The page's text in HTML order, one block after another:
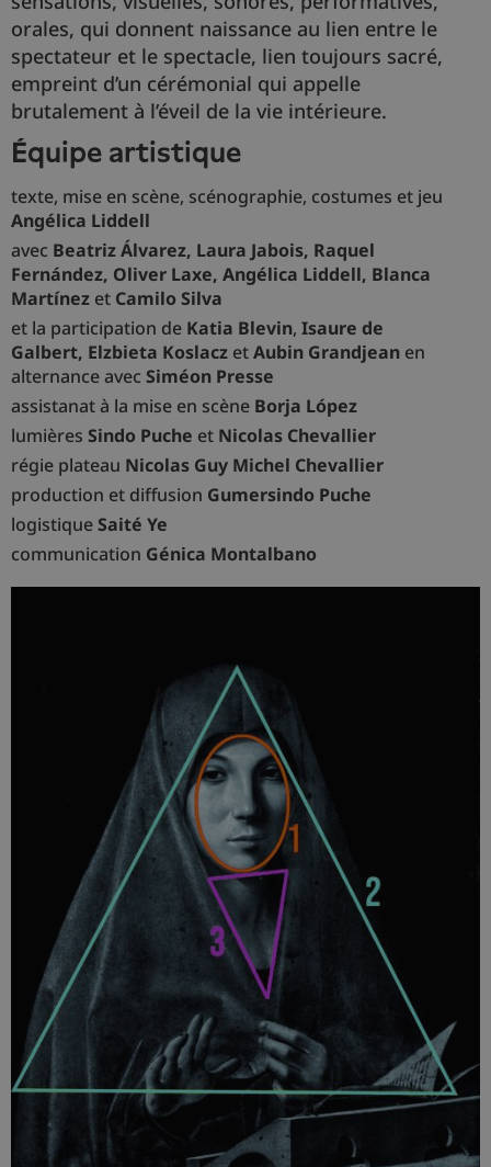
orales, qui donnent naissance au lien entre le
spectateur et le spectacle, lien toujours sacré,
empreint d’un cérémonial qui appelle
brutalement à l’éveil de la vie intérieure.
équipe artistique
texte, mise en scène, scénographie, costumes et jeu
Angélica Liddell
avec Beatriz Álvarez, Laura Jabois, Raquel
Fernández, Oliver Laxe, Angélica Liddell, Blanca
Martínez et Camilo Silva
et la participation de Katia Blevin, Isaure de
Galbert, Elzbieta Koslacz etAubin Grandjean en
alternance avec Siméon Presse
assistanat à la mise en scène Borja López
lumières Sindo Puche et Nicolas Chevallier
régie plateau Nicolas Guy Michel Chevallier
production et diffusion Gumersindo Puche
logistiqueSaité Ye
communication Génica Montalbano